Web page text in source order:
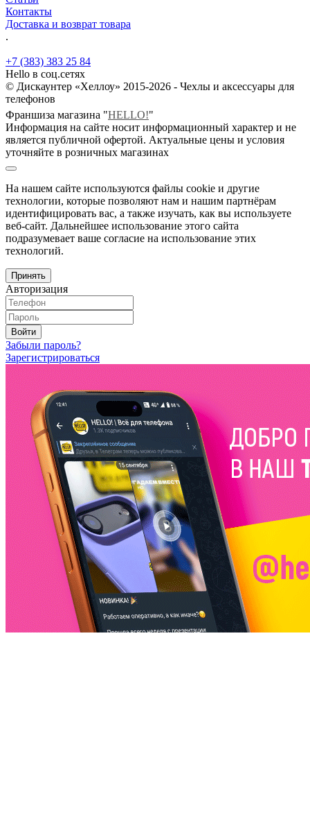
Контакты
Доставка и возврат товара
.
+7 (383) 383 25 84
Hello в соц.сетях
© Дискаунтер «Хеллоу» 2015-2026 - Чехлы и аксессуары для
телефонов
Франшиза магазина "HELLO!"
Информация на сайте носит информационный характер и не
является публичной офертой. Актуальные цены и условия
уточняйте в розничных магазинах
На нашем сайте используются файлы cookie и другие
технологии, которые позволяют нам и нашим партнёрам
идентифицировать вас, а также изучать, как вы используете
веб-сайт. Дальнейшее использование этого сайта
подразумевает ваше согласие на использование этих
технологий.
Принять
Авторизация
Войти
Забыли пароль?
Зарегистрироваться